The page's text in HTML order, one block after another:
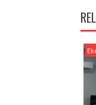
N
A
V
G
A